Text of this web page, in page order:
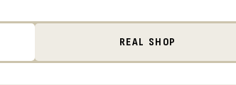
REAL SHOP